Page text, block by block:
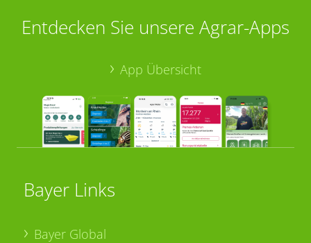
Entdecken Sie unsere Agrar-Apps
App Übersicht
Bayer Links
Bayer Global